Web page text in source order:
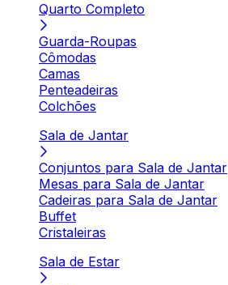
Quarto Completo
Guarda-Roupas
Cômodas
Camas
Penteadeiras
Colchões
Sala de Jantar
Conjuntos para Sala de Jantar
Mesas para Sala de Jantar
Cadeiras para Sala de Jantar
Buffet
Cristaleiras
Sala de Estar